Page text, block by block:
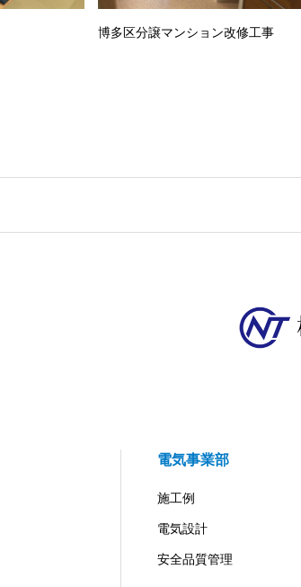
博多区分譲マンション改修工事
電気事業部
施工例
電気設計
安全品質管理